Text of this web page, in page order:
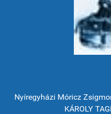
Nyíregyházi Móricz
KÁROLY